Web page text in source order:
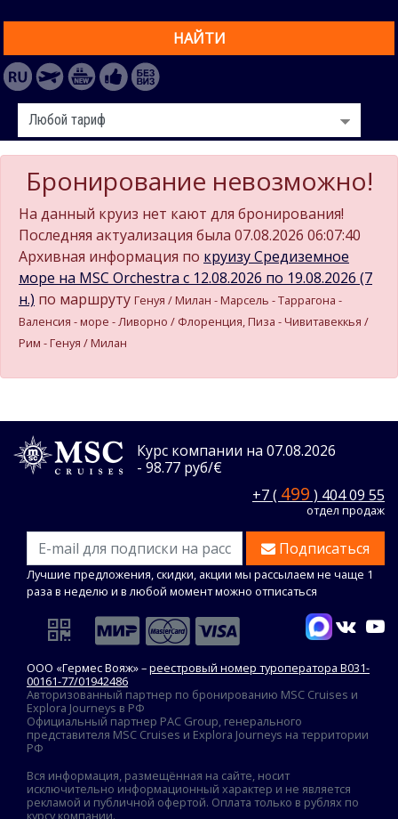
НАЙТИ
Бронирование невозможно!
На данный круиз нет кают для бронирования!
Последняя актуализация была 07.08.2026 06:07:40
Архивная информация по круизу Средиземное
море на MSC Orchestra c 12.08.2026 по 19.08.2026 (7
н.) по маршруту Генуя / Милан - Марсель - Таррагона -
Валенсия - море - Ливорно / Флоренция, Пиза - Чивитавеккья /
Рим - Генуя / Милан
Курс компании на 07.08.2026
- 98.77 руб/€
+7 ( 499 ) 404 09 55
отдел продаж
Подписаться
Лучшие предложения, скидки, акции мы рассылаем не чаще 1
раза в неделю и в любой момент можно отписаться
ООО «Гермес Вояж» –реестровый номер туроператора В031-
00161-77/01942486
Авторизованный партнер по бронированию MSC Cruises и
Explora Journeys в РФ
Официальный партнер PAC Group, генерального
представителя MSC Cruises и Explora Journeys на территории
РФ
Вся информация, размещённая на сайте, носит
исключительно информационный характер и не является
рекламой и публичной офертой. Оплата только в рублях по
курсу компании.